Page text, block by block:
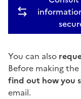
You can also
Before making
find out how you
email.